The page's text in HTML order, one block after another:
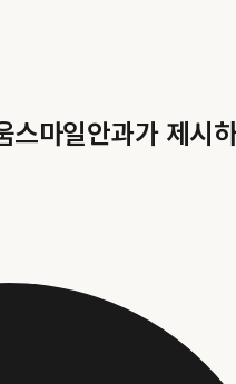
마일안과가 제시